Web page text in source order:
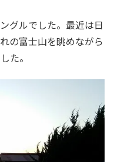
グルでした。最近は日
の富士山を眺めながら
た。